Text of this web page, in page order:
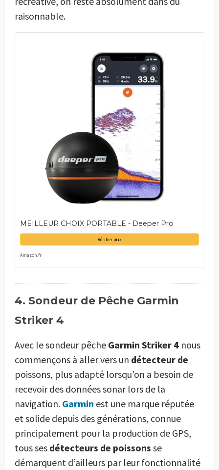
raisonnable.
MEILLEUR CHOIX PORTABLE - Deeper Pro
Vérifier prix
Amazon.fr
4. Sondeur de Pêche Garmin
Striker 4
Avec le sondeur pêche Garmin Striker 4 nous
commençons à aller vers un détecteur de
poissons, plus adapté lorsqu’on a besoin de
recevoir des données sonar lors de la
navigation. Garmin est une marque réputée
et solide depuis des générations, connue
principalement pour la production de GPS,
tous ses détecteurs de poissons se
démarquent d’ailleurs par leur fonctionnalité